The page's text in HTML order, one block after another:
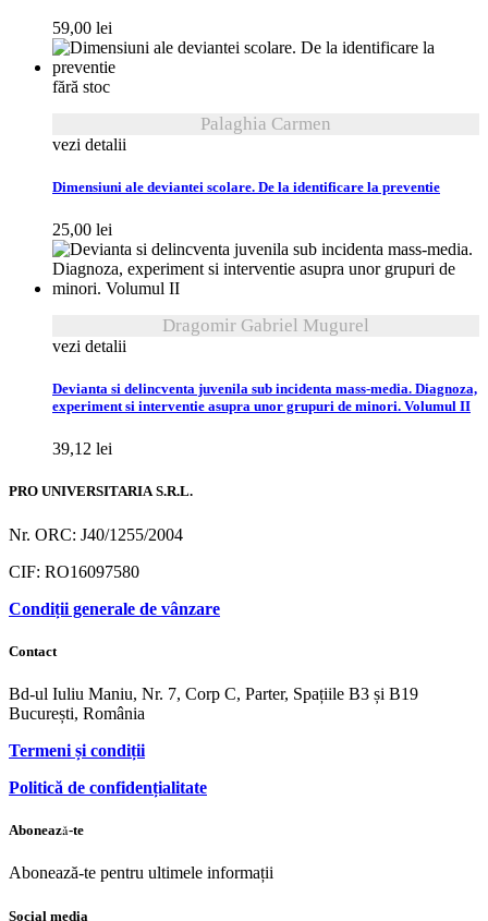
59,00 lei
fără stoc
Palaghia Carmen
vezi detalii
Dimensiuni ale deviantei scolare. De la identificare la preventie
25,00 lei
Dragomir Gabriel Mugurel
vezi detalii
Devianta si delincventa juvenila sub incidenta mass-media. Diagnoza,
experiment si interventie asupra unor grupuri de minori. Volumul II
39,12 lei
PRO UNIVERSITARIA S.R.L.
Nr. ORC: J40/1255/2004
CIF: RO16097580
Condiții generale de vânzare
Contact
Bd-ul Iuliu Maniu, Nr. 7, Corp C, Parter, Spațiile B3 și B19
București, România
Termeni și condiții
Politică de confidențialitate
Abonează-te
Abonează-te pentru ultimele informații
Social media